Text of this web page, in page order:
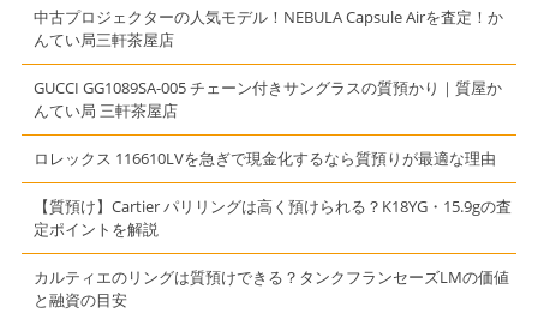
中古プロジェクターの人気モデル！NEBULA Capsule Airを査定！か
んてい局三軒茶屋店
GUCCI GG1089SA-005 チェーン付きサングラスの質預かり｜質屋か
んてい局 三軒茶屋店
ロレックス 116610LVを急ぎで現金化するなら質預りが最適な理由
【質預け】Cartier パリリングは高く預けられる？K18YG・15.9gの査
定ポイントを解説
カルティエのリングは質預けできる？タンクフランセーズLMの価値
と融資の目安